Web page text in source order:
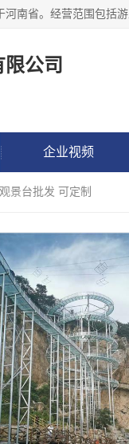
公司
企业视频
景台批发 可定制